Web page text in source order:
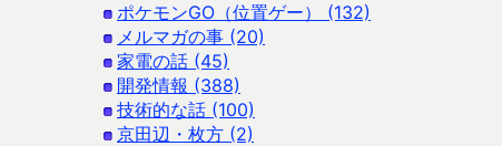
ポケモンGO（位置ゲー） (132)
メルマガの事 (20)
家電の話 (45)
開発情報 (388)
技術的な話 (100)
京田辺・枚方 (2)